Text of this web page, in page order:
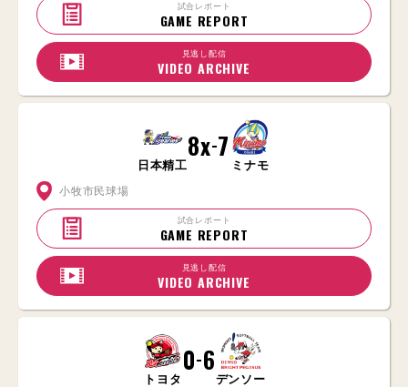
試合レポート
GAME REPORT
見逃し配信
VIDEO ARCHIVE
日本精工
8x-7
ミナモ
小牧市民球場
試合レポート
GAME REPORT
見逃し配信
VIDEO ARCHIVE
トヨタ
0-6
デンソー